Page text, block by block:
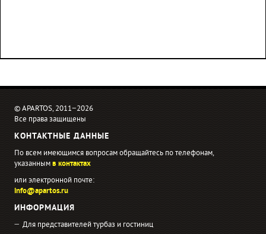
© APARTOS, 2011−2026
Все права защищены
КОНТАКТНЫЕ ДАННЫЕ
По всем имеющимся вопросам обращайтесь по телефонам,
указаннымв контактах
или электронной почте:
info@apartos.ru
ИНФОРМАЦИЯ
Для представителей турбаз и гостиниц